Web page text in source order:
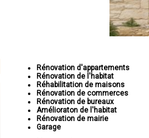
Rénovation d'appartements
Rénovation de l'habitat
Réhabilitation de maisons
Rénovation de commerces
Rénovation de bureaux
Amélioraton de l'habitat
Rénovation de mairie
Garage